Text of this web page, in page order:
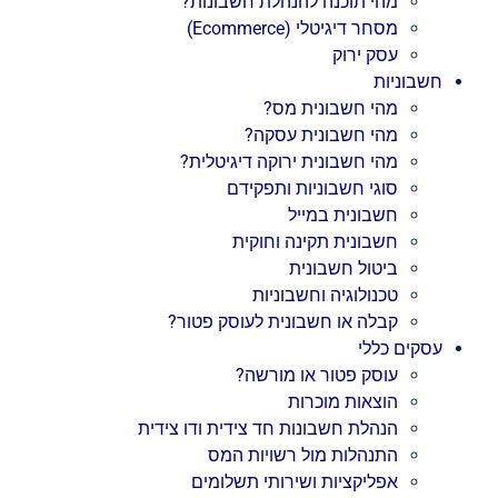
מסחר דיגיטלי (Ecommerce)
עסק ירוק
חשבוניות
מהי חשבונית מס?
מהי חשבונית עסקה?
מהי חשבונית ירוקה דיגיטלית?
סוגי חשבוניות ותפקידם
חשבונית במייל
חשבונית תקינה וחוקית
ביטול חשבונית
טכנולוגיה וחשבוניות
קבלה או חשבונית לעוסק פטור?
עסקים כללי
עוסק פטור או מורשה?
הוצאות מוכרות
הנהלת חשבונות חד צידית ודו צידית
התנהלות מול רשויות המס
אפליקציות ושירותי תשלומים